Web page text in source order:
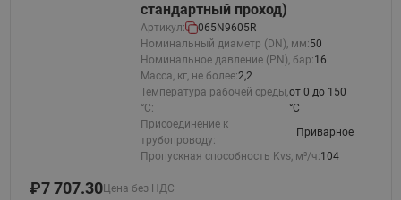
стандартный проход)
Артикул:
065N9605R
Номинальный диаметр (DN), мм:50
Номинальное давление (PN), бар:16
Масса, кг, не более:2,2
Температура рабочей среды,
°С:
от 0 до 150
°C
Присоединение к
трубопроводу:
Приварное
Пропускная способность Kvs, м³/ч:104
₽7 707.30Цена без НДС